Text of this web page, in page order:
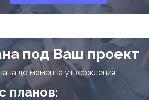
под Ваш проект
до момента утверждения
планов: